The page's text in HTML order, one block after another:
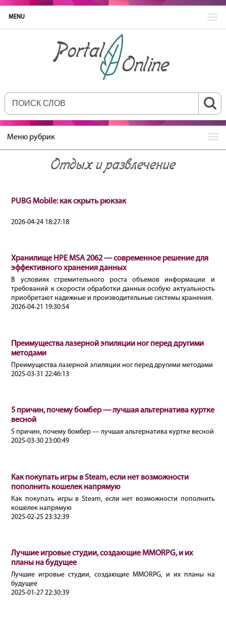
MENU
Меню рубрик
Отдых и развлечение
PUBG Mobile: как скрыть рюкзак
2026-04-24 18:27:18
Хранилище HPE MSA 2062 — современное решение для
эффективного хранения данных
В условиях стремительного роста объемов информации и
требований к скорости обработки данных особую актуальность
приобретают надежные и производительные системы хранения.
2026-04-21 19:30:54
Преимущества лазерной эпиляции ног перед другими
методами
Преимущества лазерной эпиляции ног перед другими методами
2025-03-31 22:46:13
5 причин, почему бомбер — лучшая альтернатива куртке
весной
5 причин, почему бомбер — лучшая альтернатива куртке весной
2025-03-30 23:00:49
Как покупать игры в Steam, если нет возможности
пополнить кошелек напрямую
Как покупать игры в Steam, если нет возможности пополнить
кошелек напрямую
2025-02-25 23:32:39
Лучшие игровые студии, создающие MMORPG, и их
планы на будущее
Лучшие игровые студии, создающие MMORPG, и их планы на
будущее
2025-01-27 22:30:39